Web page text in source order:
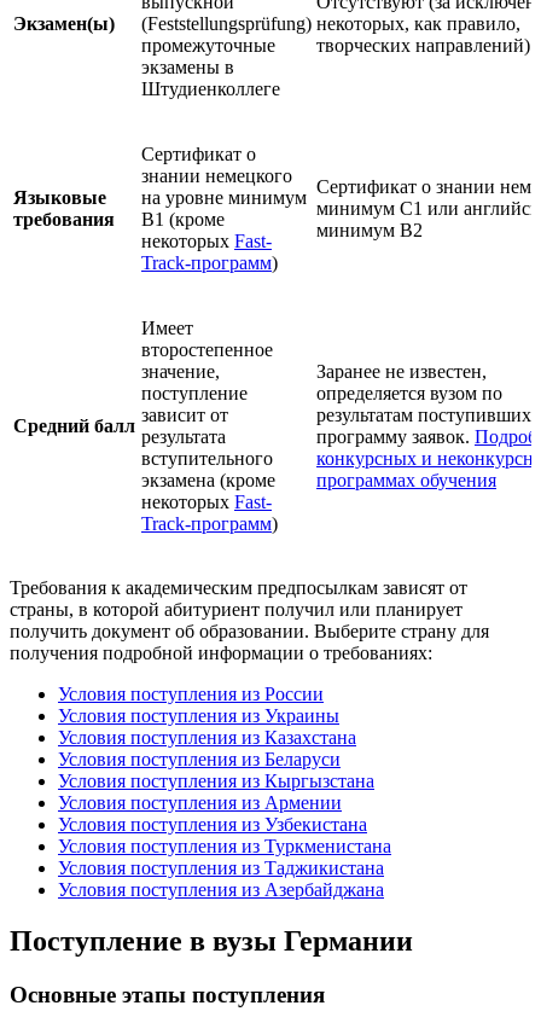
Экзамен(ы)
(Feststellungsprüfung)
промежуточные
экзамены в
Штудиенколлеге
некоторых, как правило,
творческих направлений)
Языковые
требования
Сертификат о
знании немецкого
на уровне минимум
B1 (кроме
некоторых Fast-
Track-программ)
Сертификат о знании
минимум С1 или
минимум В2
Средний балл
Имеет
второстепенное
значение,
поступление
зависит от
результата
вступительного
экзамена (кроме
некоторых Fast-
Track-программ)
Заранее не известен,
определяется вузом по
результатам поступивших
программу заявок.
конкурсных и
программах обучения
Требования к академическим предпосылкам зависят от
страны, в которой абитуриент получил или планирует
получить документ об образовании. Выберите страну для
получения подробной информации о требованиях:
Условия поступления из России
Условия поступления из Украины
Условия поступления из Казахстана
Условия поступления из Беларуси
Условия поступления из Кыргызстана
Условия поступления из Армении
Условия поступления из Узбекистана
Условия поступления из Туркменистана
Условия поступления из Таджикистана
Условия поступления из Азербайджана
Поступление в вузы Германии
Основные этапы поступления